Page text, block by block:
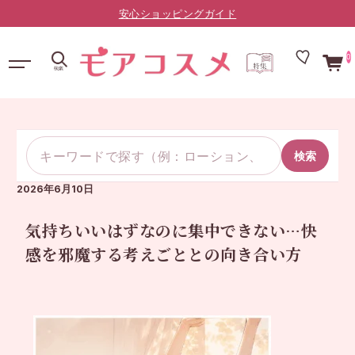
0
検索
2026年6月10日
気持ちいいはずなのに集中できない…快
感を邪魔する考えごととの向き合い方
安心ショッピングガイド